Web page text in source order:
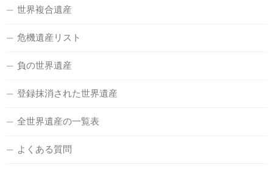
世界複合遺産
危機遺産リスト
負の世界遺産
登録抹消された世界遺産
全世界遺産の一覧表
よくある質問